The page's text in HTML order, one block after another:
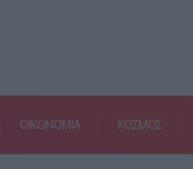
ΟΙΚΟΝΟΜΙΑ ΚΟΣΜΟΣ